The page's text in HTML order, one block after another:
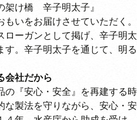
架け橋 辛子明太子』
もいをお届けさせていただく
ローガンとして掲げ、辛子明
す。辛子明太子を通じて、明
会社だから
の『安心・安全』を再建する
な製法を守りながら、安心・